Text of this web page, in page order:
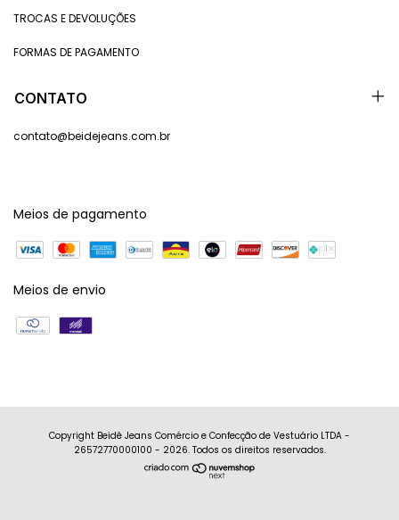
TROCAS E DEVOLUÇÕES
FORMAS DE PAGAMENTO
CONTATO
contato@beidejeans.com.br
Meios de pagamento
Meios de envio
Copyright Beidê Jeans Comércio e Confecção de Vestuário LTDA -
26572770000100 - 2026. Todos os direitos reservados.